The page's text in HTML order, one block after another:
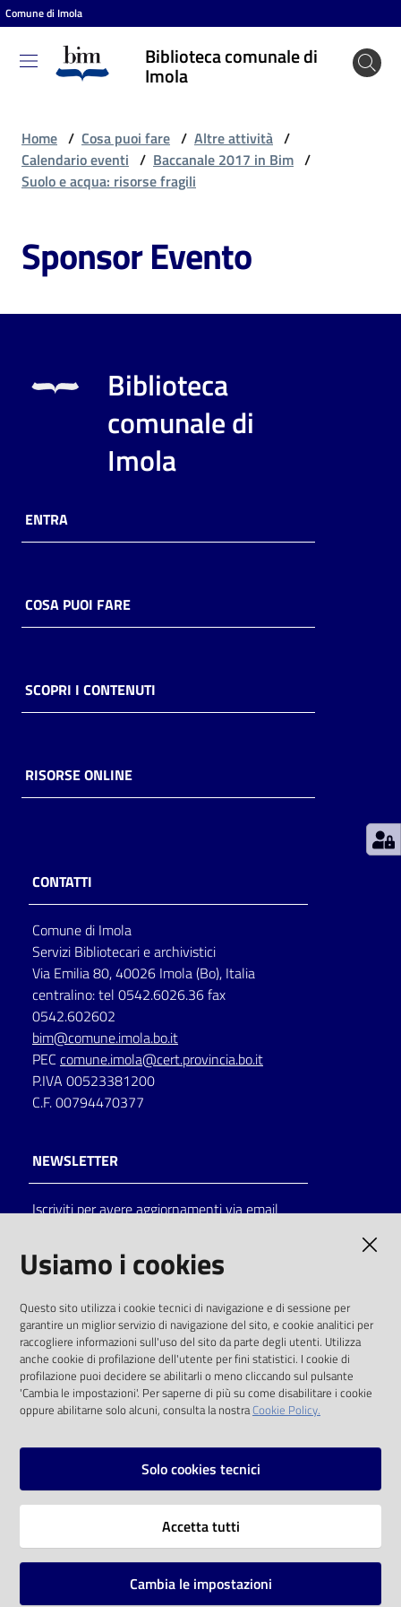
Vai al contenuto
Vai alla navigazione
Vai al footer
Comune di Imola
Biblioteca comunale di
Imola
Biblioteca
comunale
Cosa
fare
Scopri
online
Piani
Decentrate
Seguici
su
on line
Eventi
Chiedi al
bibliotecario
Avvisi
Home / Cosa puoi fare / Altre attività /
Calendario eventi / Baccanale 2017 in Bim /
Suolo e acqua: risorse fragili
Sponsor Evento
Biblioteca
comunale di
Imola
ENTRA
COSA PUOI FARE
SCOPRI I CONTENUTI
RISORSE ONLINE
CONTATTI
Comune di Imola
Servizi Bibliotecari e archivistici
Via Emilia 80, 40026 Imola (Bo), Italia
centralino: tel 0542.6026.36 fax
0542.602602
bim@comune.imola.bo.it
PEC comune.imola@cert.provincia.bo.it
P.IVA 00523381200
C.F. 00794470377
NEWSLETTER
Iscriviti per avere aggiornamenti via email
solo alle condizioni previste dalla direttiva
comunitaria 2003/98/CE e dal d.lgs. 36/2006
SOCIAL
Instagram
Vai alla pagina
Usiamo i cookies
Questo sito utilizza i cookie tecnici di navigazione e di sessione per
garantire un miglior servizio di navigazione del sito, e cookie analitici per
raccogliere informazioni sull'uso del sito da parte degli utenti. Utilizza
anche cookie di profilazione dell'utente per fini statistici. I cookie di
profilazione puoi decidere se abilitarli o meno cliccando sul pulsante
'Cambia le impostazioni'. Per saperne di più su come disabilitare i cookie
oppure abilitarne solo alcuni, consulta la nostraCookie Policy.
Solo cookies tecnici
Accetta tutti
Cambia le impostazioni